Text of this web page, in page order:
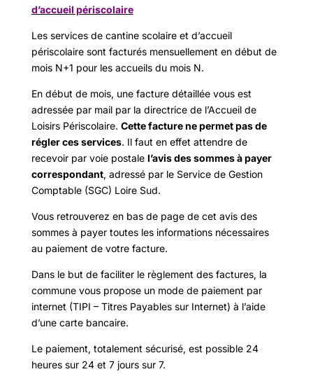
d’accueil périscolaire
Les services de cantine scolaire et d’accueil
périscolaire sont facturés mensuellement en début de
mois N+1 pour les accueils du mois N.
En début de mois, une facture détaillée vous est
adressée par mail par la directrice de l’Accueil de
Loisirs Périscolaire. Cette facture ne permet pas de
régler ces services. Il faut en effet attendre de
recevoir par voie postale l’avis des sommes à payer
correspondant, adressé par le Service de Gestion
Comptable (SGC) Loire Sud.
Vous retrouverez en bas de page de cet avis des
sommes à payer toutes les informations nécessaires
au paiement de votre facture.
Dans le but de faciliter le règlement des factures, la
commune vous propose un mode de paiement par
internet (TIPI – Titres Payables sur Internet) à l’aide
d’une carte bancaire.
Le paiement, totalement sécurisé, est possible 24
heures sur 24 et 7 jours sur 7.